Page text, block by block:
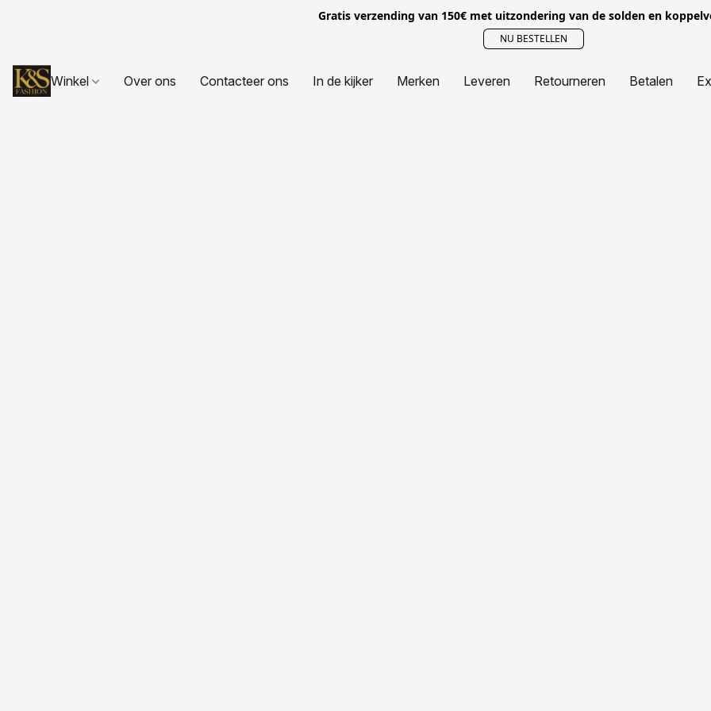
Gratis verzending van 150€ met uitzondering van de solden en
NU BESTELLEN
Winkel Over ons Contacteer ons In de kijker Merken Leveren Retourneren Betalen